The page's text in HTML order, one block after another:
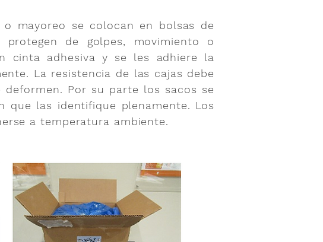
mayoreo se colocan en bolsas de
de golpes, movimiento o
cinta adhesiva y se les adhiere la
La resistencia de las cajas debe
Por su parte los sacos se
las identifique plenamente. Los
a temperatura ambiente.